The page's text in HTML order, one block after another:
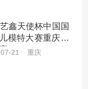
鑫天使杯中国国
模特大赛重庆赛
07-21 重庆